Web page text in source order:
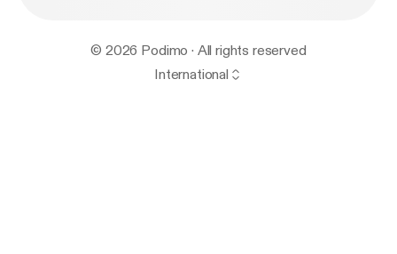
© 2026 Podimo · All rights reserved
International